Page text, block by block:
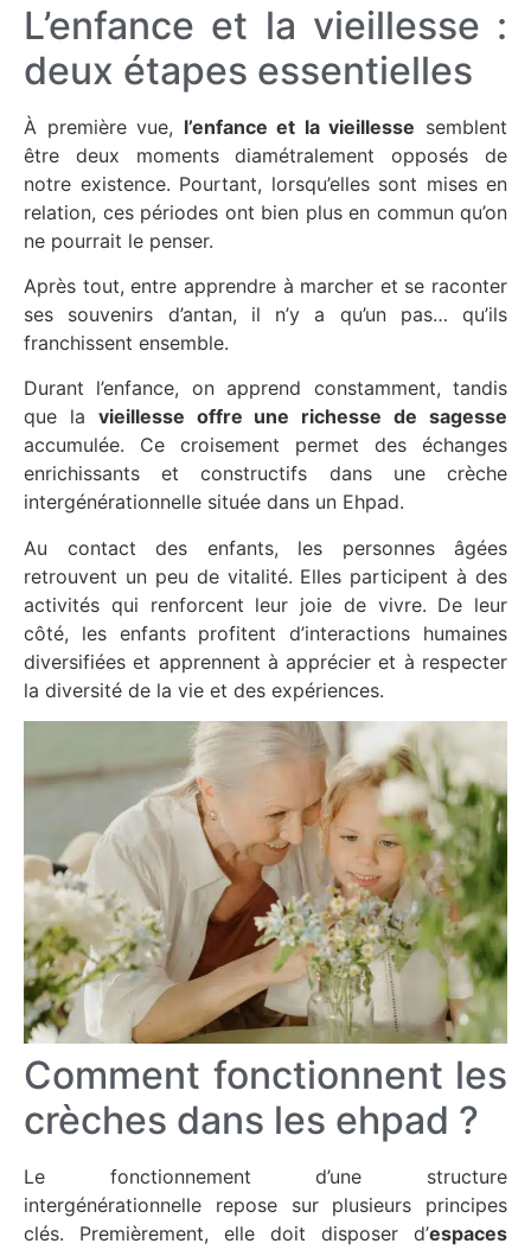
L’enfance et la vieillesse :
deux étapes essentielles
À première vue, l’enfance et la vieillesse semblent
être deux moments diamétralement opposés de
notre existence. Pourtant, lorsqu’elles sont mises en
relation, ces périodes ont bien plus en commun qu’on
ne pourrait le penser.
Après tout, entre apprendre à marcher et se raconter
ses souvenirs d’antan, il n’y a qu’un pas… qu’ils
franchissent ensemble.
Durant l’enfance, on apprend constamment, tandis
que la vieillesse offre une richesse de sagesse
accumulée. Ce croisement permet des échanges
enrichissants et constructifs dans une crèche
intergénérationnelle située dans un Ehpad.
Au contact des enfants, les personnes âgées
retrouvent un peu de vitalité. Elles participent à des
activités qui renforcent leur joie de vivre. De leur
côté, les enfants profitent d’interactions humaines
diversifiées et apprennent à apprécier et à respecter
la diversité de la vie et des expériences.
Comment fonctionnent les
crèches dans les ehpad ?
Le fonctionnement d’une structure
intergénérationnelle repose sur plusieurs principes
clés. Premièrement, elle doit disposer d’espaces